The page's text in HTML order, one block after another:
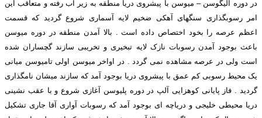
در دوره الیگوسن – میوسن با پیشروی دریا منطقه به زیر آب رفته و متعاقب این
امر رسوبگذاری سنگهای آهکی ضخیم لایه آسماری شروع گردید که قسمت
اعظم عرصه را بخود اختصاص داده است . بالا آمدن منطقه در دوره میوسن
باعث بوجود آمدن رسوبات نازک لایه تبخیری و تخریبی سازند گچساران شده
است ولی در عرصه مشاهده نمی گردد . در اواخر میوسن اولی تامیوسن میانی
یک محیط رسوبی کم عمق با پیشروی دریا بوجود آمد که سازند میشان نامگذاری
گردید . فاز پایانی کوهزایی آلپ در دوره پلیوسن آغازی شروع و با عقب نشینی
دریا محیطی خلیجی و دریاچه ای بوجود آمد که رسوبات آواری آقا جاری تشکیل